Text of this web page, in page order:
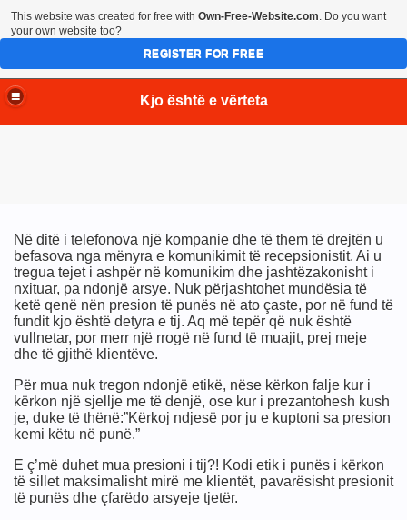
Kjo është e vërteta
Në ditë i telefonova një kompanie dhe të them të drejtën u
befasova nga mënyra e komunikimit të recepsionistit. Ai u
tregua tejet i ashpër në komunikim dhe jashtëzakonisht i
nxituar, pa ndonjë arsye. Nuk përjashtohet mundësia të
ketë qenë nën presion të punës në ato çaste, por në fund të
fundit kjo është detyra e tij. Aq më tepër që nuk është
vullnetar, por merr një rrogë në fund të muajit, prej meje
dhe të gjithë klientëve.
Për mua nuk tregon ndonjë etikë, nëse kërkon falje kur i
kërkon një sjellje me të denjë, ose kur i prezantohesh kush
je, duke të thënë:”Kërkoj ndjesë por ju e kuptoni sa presion
kemi këtu në punë.”
E ç’më duhet mua presioni i tij?! Kodi etik i punës i kërkon
të sillet maksimalisht mirë me klientët, pavarësisht presionit
të punës dhe çfarëdo arsyeje tjetër.
This website was created for free with Own-Free-Website.com. Do you want
your own website too?
REGISTER FOR FREE